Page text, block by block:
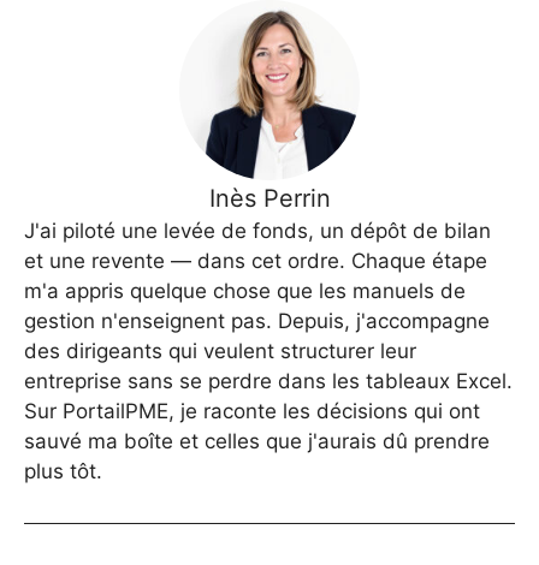
Inès Perrin
J'ai piloté une levée de fonds, un dépôt de bilan
et une revente — dans cet ordre. Chaque étape
m'a appris quelque chose que les manuels de
gestion n'enseignent pas. Depuis, j'accompagne
des dirigeants qui veulent structurer leur
entreprise sans se perdre dans les tableaux Excel.
Sur PortailPME, je raconte les décisions qui ont
sauvé ma boîte et celles que j'aurais dû prendre
plus tôt.